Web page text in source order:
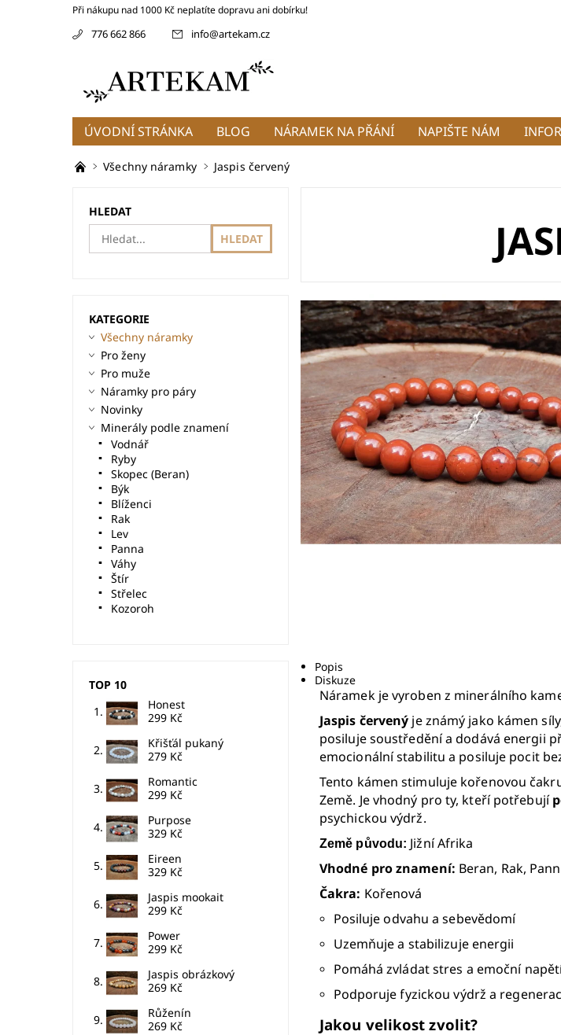
Při nákupu nad 1000 Kč neplatíte dopravu ani dobírku!
776 662 866 info@artekam.cz
ÚVODNÍ STRÁNKA BLOG NÁRAMEK NA PŘÁNÍ NAPIŠTE NÁM
Všechny náramky Jaspis červený
Popis
Diskuze
Náramek je vyroben z minerálního
Jaspis červený je známý jako kámen
posiluje soustředění a dodává energii
emocionální stabilitu a posiluje pocit
Tento kámen stimuluje kořenovou
Země. Je vhodný pro ty, kteří potřebují
psychickou výdrž.
Země původu: Jižní Afrika
Vhodné pro znamení: Beran, Rak,
Čakra: Kořenová
Posiluje odvahu a sebevědomí
Uzemňuje a stabilizuje energii
Pomáhá zvládat stres a emoční
Podporuje fyzickou výdrž a
Jakou velikost zvolit?
HLEDAT
KATEGORIE
Všechny náramky
Pro ženy
Pro muže
Náramky pro páry
Novinky
Minerály podle znamení
Vodnář
Ryby
Skopec (Beran)
Býk
Blíženci
Rak
Lev
Panna
Váhy
Štír
Střelec
Kozoroh
TOP 10
Honest
299 Kč
Křišťál pukaný
279 Kč
Romantic
299 Kč
Purpose
329 Kč
Eireen
329 Kč
Jaspis mookait
299 Kč
Power
299 Kč
Jaspis obrázkový
269 Kč
Růženín
269 Kč